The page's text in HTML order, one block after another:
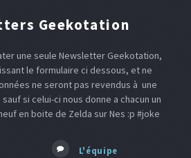
Geekotation
une seule Newsletter Geekotation,
le formulaire ci dessous, et ne
ne seront pas revendus à une
si celui-ci nous donne a chacun un
en boite de Zelda sur Nes :p #joke
L'équipe